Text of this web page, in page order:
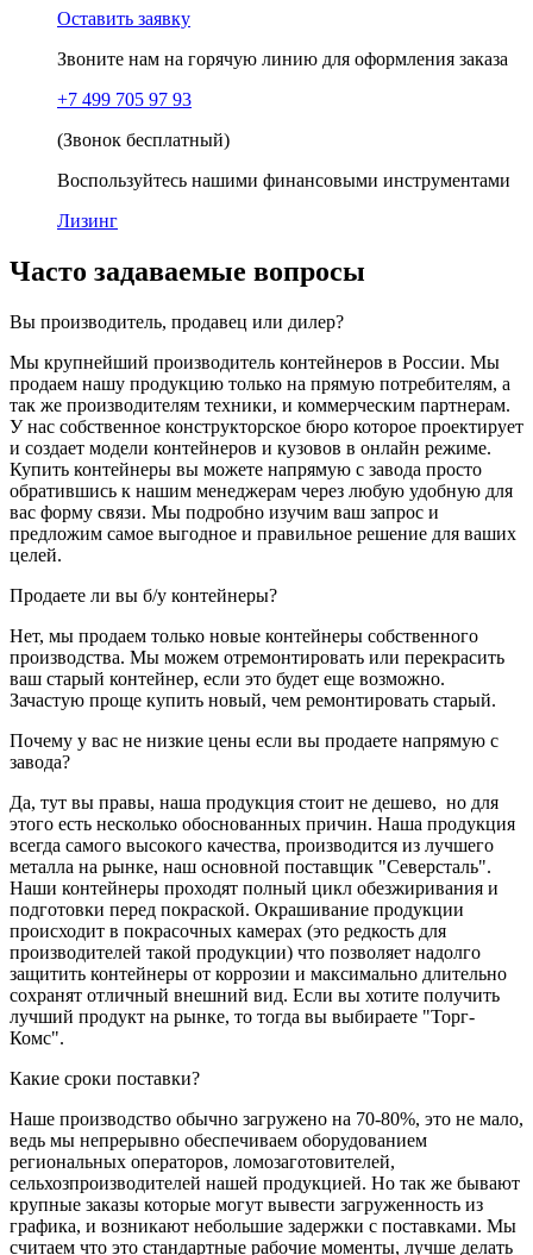
Оставить заявку
Звоните нам на горячую линию для оформления заказа
+7 499 705 97 93
(Звонок бесплатный)
Воспользуйтесь нашими финансовыми инструментами
Лизинг
Часто задаваемые вопросы
Вы производитель, продавец или дилер?
Мы крупнейший производитель контейнеров в России. Мы
продаем нашу продукцию только на прямую потребителям, а
так же производителям техники, и коммерческим партнерам.
У нас собственное конструкторское бюро которое проектирует
и создает модели контейнеров и кузовов в онлайн режиме.
Купить контейнеры вы можете напрямую с завода просто
обратившись к нашим менеджерам через любую удобную для
вас форму связи. Мы подробно изучим ваш запрос и
предложим самое выгодное и правильное решение для ваших
целей.
Продаете ли вы б/у контейнеры?
Нет, мы продаем только новые контейнеры собственного
производства. Мы можем отремонтировать или перекрасить
ваш старый контейнер, если это будет еще возможно.
Зачастую проще купить новый, чем ремонтировать старый.
Почему у вас не низкие цены если вы продаете напрямую с
завода?
Да, тут вы правы, наша продукция стоит не дешево, но для
этого есть несколько обоснованных причин. Наша продукция
всегда самого высокого качества, производится из лучшего
металла на рынке, наш основной поставщик "Северсталь".
Наши контейнеры проходят полный цикл обезжиривания и
подготовки перед покраской. Окрашивание продукции
происходит в покрасочных камерах (это редкость для
производителей такой продукции) что позволяет надолго
защитить контейнеры от коррозии и максимально длительно
сохранят отличный внешний вид. Если вы хотите получить
лучший продукт на рынке, то тогда вы выбираете "Торг-
Комс".
Какие сроки поставки?
Наше производство обычно загружено на 70-80%, это не мало,
ведь мы непрерывно обеспечиваем оборудованием
региональных операторов, ломозаготовителей,
сельхозпроизводителей нашей продукцией. Но так же бывают
крупные заказы которые могут вывести загруженность из
графика, и возникают небольшие задержки с поставками. Мы
считаем что это стандартные рабочие моменты, лучше делать